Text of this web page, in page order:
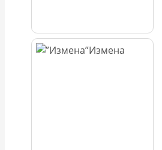
Измена